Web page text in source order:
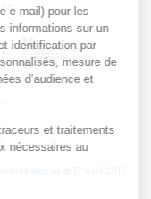
depuis le 17 avril 2013